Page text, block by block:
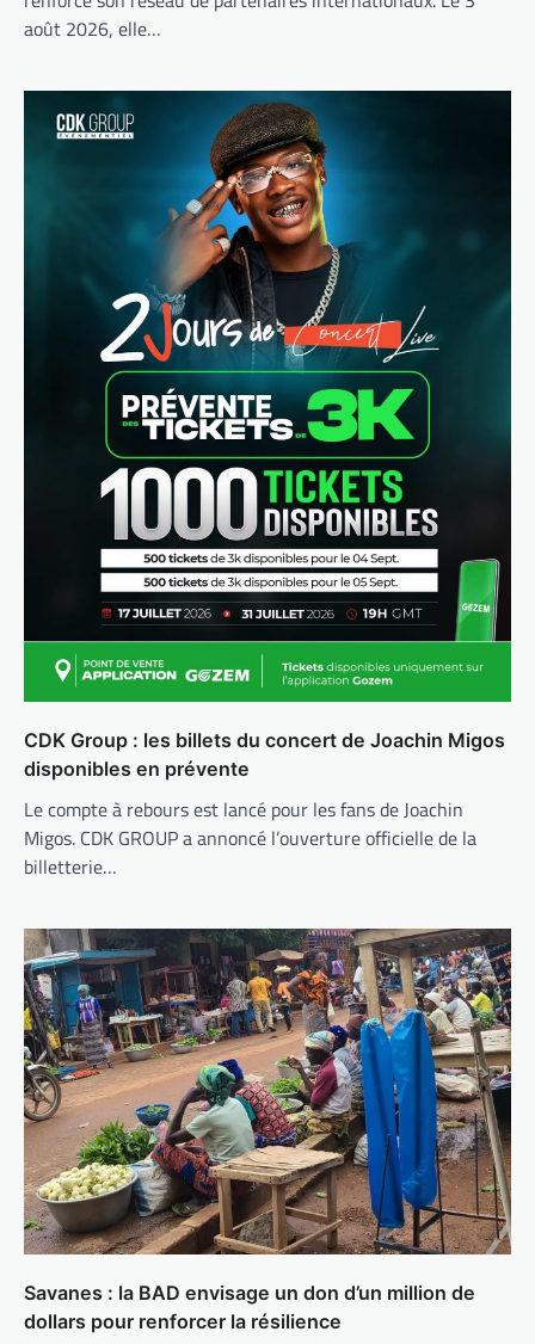
août 2026, elle…
CDK Group : les billets du concert de Joachin Migos
disponibles en prévente
Le compte à rebours est lancé pour les fans de Joachin
Migos. CDK GROUP a annoncé l’ouverture officielle de la
billetterie…
Savanes : la BAD envisage un don d’un million de
dollars pour renforcer la résilience